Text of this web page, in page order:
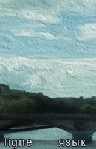
ligne язык